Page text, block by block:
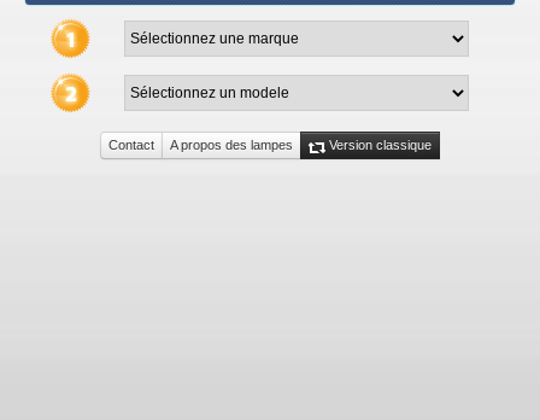
Contact A propos des lampes Version classique